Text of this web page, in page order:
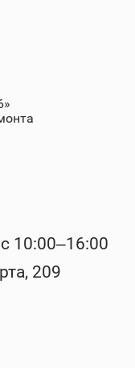
10:00–16:00
209